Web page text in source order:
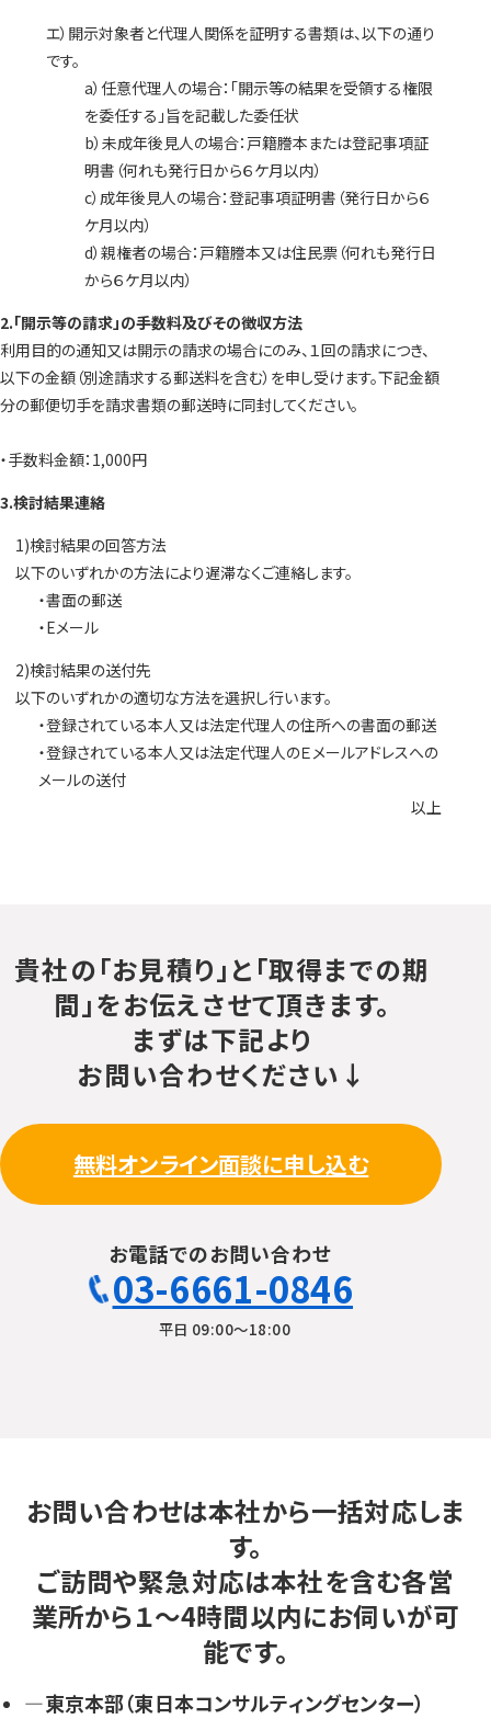
エ）開示対象者と代理人関係を証明する書類は、以下の通り
です。
a）任意代理人の場合：「開示等の結果を受領する権限
を委任する」旨を記載した委任状
b）未成年後見人の場合：戸籍謄本または登記事項証
明書（何れも発行日から６ケ月以内）
c）成年後見人の場合：登記事項証明書（発行日から６
ケ月以内）
d）親権者の場合：戸籍謄本又は住民票（何れも発行日
から６ケ月以内）
2.「開示等の請求」の手数料及びその徴収方法
利用目的の通知又は開示の請求の場合にのみ、１回の請求につき、
以下の金額（別途請求する郵送料を含む）を申し受けます。下記金額
分の郵便切手を請求書類の郵送時に同封してください。
・手数料金額：1,000円
3.検討結果連絡
1)検討結果の回答方法
以下のいずれかの方法により遅滞なくご連絡します。
・書面の郵送
・Eメール
2)検討結果の送付先
以下のいずれかの適切な方法を選択し行います。
・登録されている本人又は法定代理人の住所への書面の郵送
・登録されている本人又は法定代理人のＥメールアドレスへの
メールの送付
以上
貴社の「お見積り」と「取得までの期
間」をお伝えさせて頂きます。
まずは下記より
お問い合わせください↓
無料オンライン面談に申し込む
お電話でのお問い合わせ
03-6661-0846
平日 09:00〜18:00
お問い合わせは本社から一括対応しま
す。
ご訪問や緊急対応は本社を含む各営
業所から１～4時間以内にお伺いが可
能です。
—東京本部（東日本コンサルティングセンター）